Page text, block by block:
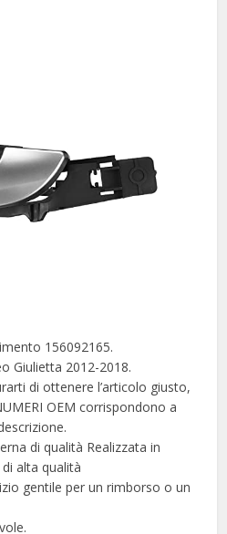
156092165.
Giulietta 2012-2018.
di ottenere l’articolo giusto,
OEM corrispondono a
di qualità Realizzata in
alta qualità
gentile per un rimborso o un